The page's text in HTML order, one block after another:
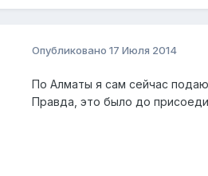
Опубликовано 17 Июля 2014
По Алматы я сам сейчас
Правда, это было до